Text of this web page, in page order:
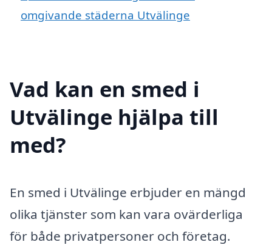
omgivande städerna Utvälinge
Vad kan en smed i
Utvälinge hjälpa till
med?
En smed i Utvälinge erbjuder en mängd
olika tjänster som kan vara ovärderliga
för både privatpersoner och företag.